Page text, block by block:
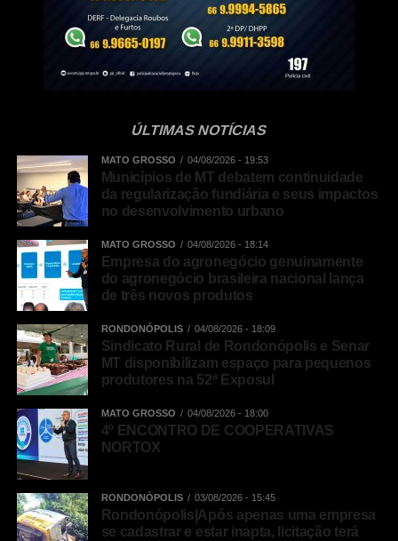
ÚLTIMAS NOTÍCIAS
MATO GROSSO 04/08/2026 - 19:53
Municípios de MT debatem continuidade
da regularização fundiária e seus impactos
no desenvolvimento urbano
MATO GROSSO 04/08/2026 - 18:14
Empresa do agronegócio genuinamente
do agronegócio brasileira nacional lança
de três novos produtos
RONDONÓPOLIS 04/08/2026 - 18:09
Sindicato Rural de Rondonópolis e Senar
MT disponibilizam espaço para pequenos
produtores na 52ª Exposul
MATO GROSSO 04/08/2026 - 18:00
4º ENCONTRO DE COOPERATIVAS
NORTOX
RONDONÓPOLIS 03/08/2026 - 15:45
Rondonópolis|Após apenas uma empresa
se cadastrar e estar inapta, licitação terá